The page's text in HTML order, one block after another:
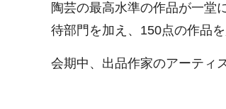
陶芸の最高水準の作品が一堂
待部門を加え、150点の作品を
会期中、出品作家のアーティ